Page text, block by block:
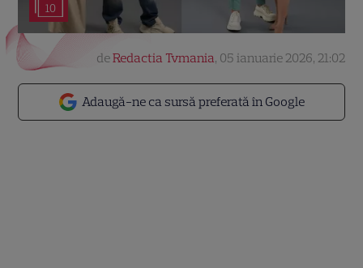
10
Adaugă-ne ca sursă preferată în Google
deRedactia Tvmania, 05 ianuarie 2026, 21:02